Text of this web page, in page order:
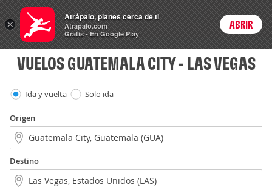
Vuelos Login
VUELOS GUATEMALA CITY - LAS VEGAS
Ida y vuelta Solo ida
Origen
Destino
×
Atrápalo, planes cerca de ti
Atrapalo.com
Gratis - En Google Play
ABRIR